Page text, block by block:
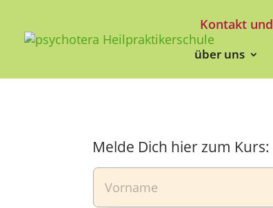
Kontakt
über uns
Melde Dich hier zum